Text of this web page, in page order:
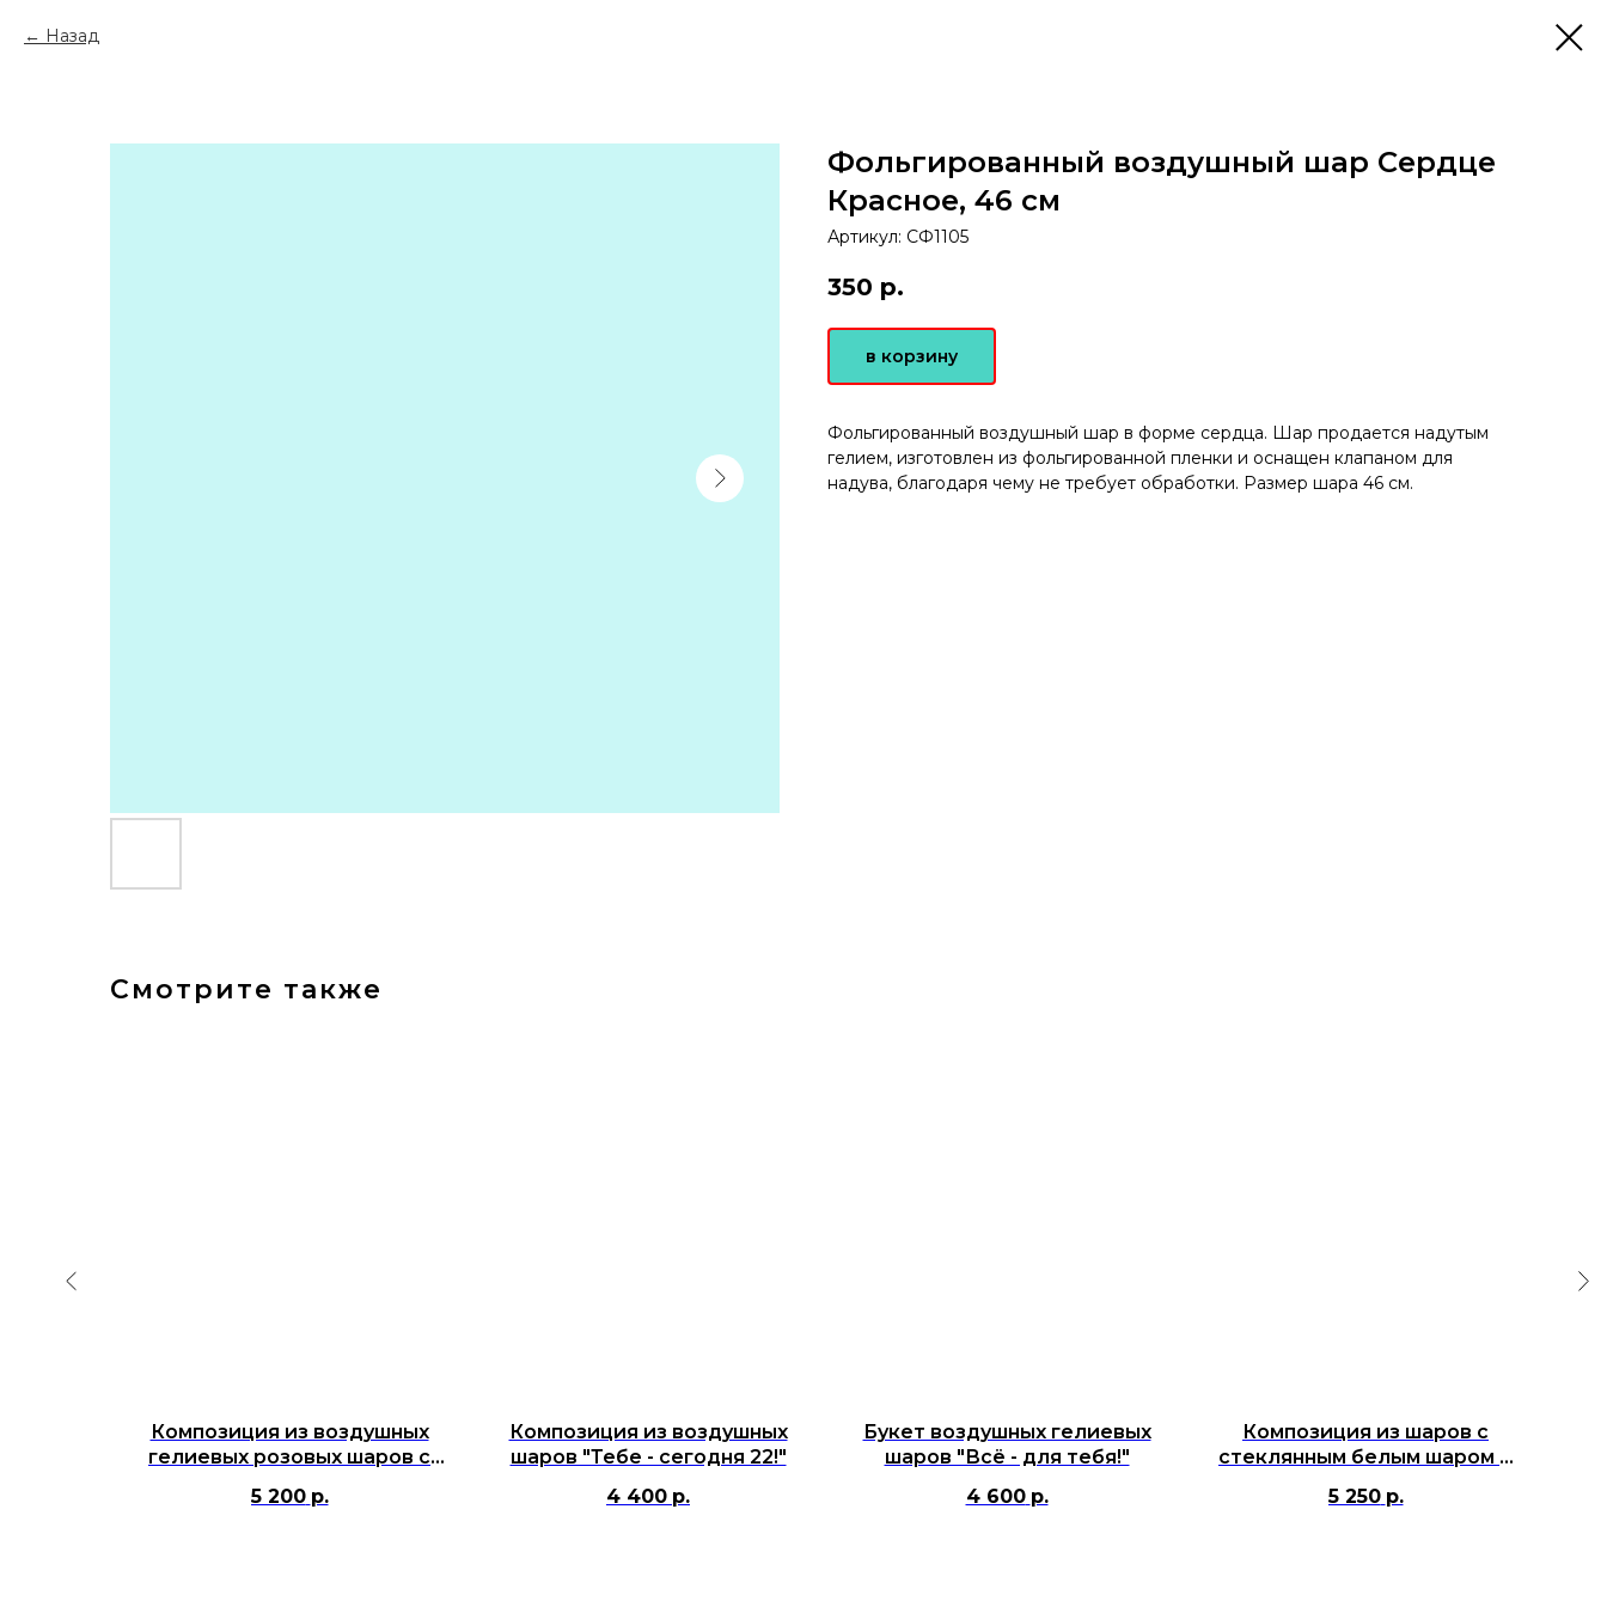
Назад
Фольгированный воздушный шар Сердце
Красное, 46 см
Артикул: СФ1105
350 р.
в корзину
Фольгированный воздушный шар в форме сердца. Шар продается надутым
гелием, изготовлен из фольгированной пленки и оснащен клапаном для
надува, благодаря чему не требует обработки. Размер шара 46 см.
Смотрите также
Композиция из воздушных
гелиевых розовых шаров с
5 200 р.
Композиция из воздушных
шаров "Тебе - сегодня 22!"
4 400 р.
Букет воздушных гелиевых
шаров "Всё - для тебя!"
4 600 р.
Композиция из шаров с
стеклянным белым шаром и
девушки, для девочки
5 250 р.